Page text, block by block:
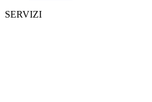
SERVIZI